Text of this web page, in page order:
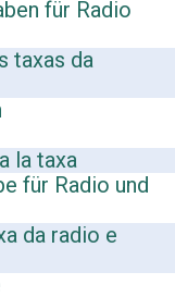
für Radio
taxas da
la taxa
für Radio und
da radio e